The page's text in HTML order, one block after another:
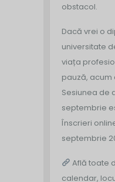
obstacol.
Dacă vrei o
universitate
viața
pauză, acum
Sesiunea de
septembrie
Înscrieri
septembrie
Află toate
calendar,